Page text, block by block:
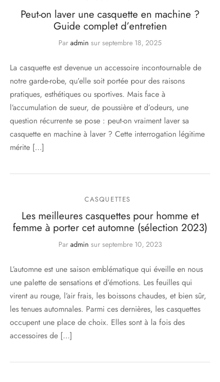
Peut-on laver une casquette en machine ?
Guide complet d’entretien
Par admin sur septembre 18, 2025
La casquette est devenue un accessoire incontournable de
notre garde-robe, qu’elle soit portée pour des raisons
pratiques, esthétiques ou sportives. Mais face à
l’accumulation de sueur, de poussière et d’odeurs, une
question récurrente se pose : peut-on vraiment laver sa
casquette en machine à laver ? Cette interrogation légitime
mérite […]
CASQUETTES
Les meilleures casquettes pour homme et
femme à porter cet automne (sélection 2023)
Par admin sur septembre 10, 2023
L’automne est une saison emblématique qui éveille en nous
une palette de sensations et d’émotions. Les feuilles qui
virent au rouge, l’air frais, les boissons chaudes, et bien sûr,
les tenues automnales. Parmi ces dernières, les casquettes
occupent une place de choix. Elles sont à la fois des
accessoires de […]